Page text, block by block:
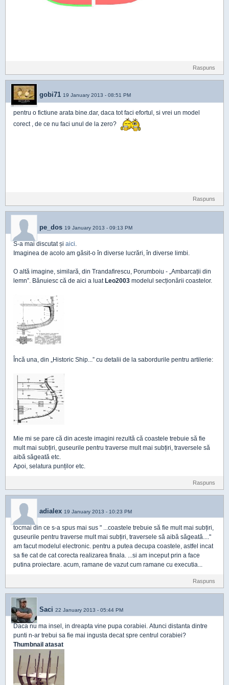
Raspuns
gobi71 19 January 2013 - 08:51 PM
pentru o fictiune arata bine.dar, daca tot faci efortul, si vrei un model
corect , de ce nu faci unul de la zero?
Raspuns
pe_dos 19 January 2013 - 09:13 PM
S-a mai discutat și aici
Imaginea de acolo am găsit-o în diverse lucrări, în diverse limbi.
O altă imagine, similară, din Trandafirescu, Porumboiu - „Ambarcații din
lemn”. Bănuiesc că de aici a luatLeo2003 modelul secționării coastelor.
Încă una, din „Historic Ship...” cu detalii de la sabordurile pentru artilerie:
Mie mi se pare că din aceste imagini rezultă că coastele trebuie să fie
mult mai subțiri, guseurile pentru traverse mult mai subțiri, traversele să
aibă săgeată etc.
Apoi, selatura punților etc.
Raspuns
adialex 19 January 2013 - 10:23 PM
tocmai din ce s-a spus mai sus " ...coastele trebuie să fie mult mai subțiri,
guseurile pentru traverse mult mai subțiri, traversele să aibă săgeată...."
am facut modelul electronic. pentru a putea decupa coastele, astfel incat
sa fie cat de cat corecta realizarea finala. ...si am inceput prin a face
putina proiectare. acum, ramane de vazut cum ramane cu executia...
Raspuns
Saci 22 January 2013 - 05:44 PM
Daca nu ma insel, in dreapta vine pupa corabiei. Atunci distanta dintre
punti n-ar trebui sa fie mai ingusta decat spre centrul corabiei?
Thumbnail atasat